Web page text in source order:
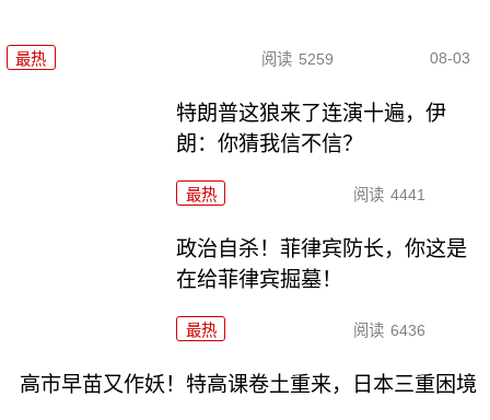
最热 阅读 5259 08-03
特朗普这狼来了连演十遍，伊
朗：你猜我信不信？
最热 阅读 4441
政治自杀！菲律宾防长，你这是
在给菲律宾掘墓！
最热 阅读 6436
高市早苗又作妖！特高课卷土重来，日本三重困境